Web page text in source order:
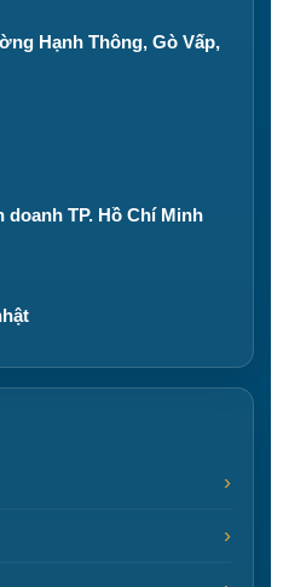
Hạnh Thông, Gò Vấp,
TP. Hồ Chí Minh